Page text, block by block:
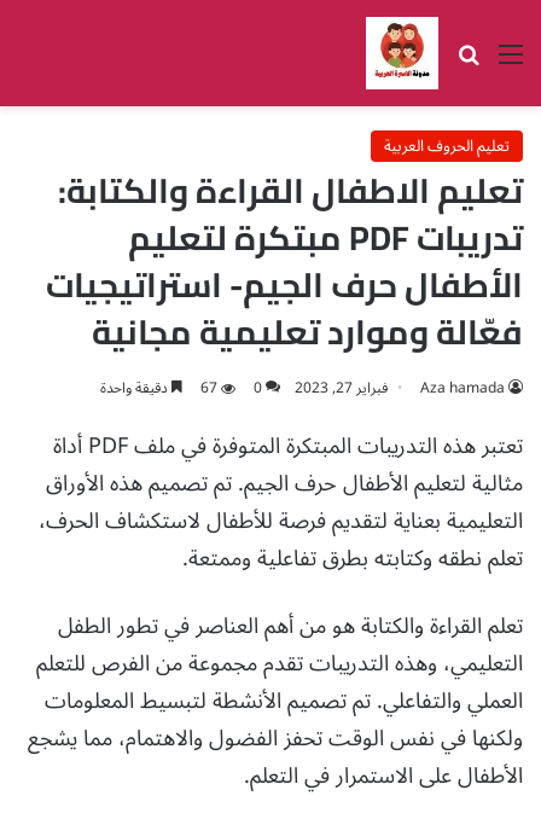
القائمة بحث عن
تعليم الحروف العربية
تعليم الاطفال القراءة والكتابة:
تدريبات PDF مبتكرة لتعليم
الأطفال حرف الجيم- استراتيجيات
فعّالة وموارد تعليمية مجانية
Aza hamada فبراير 27, 2023 0
67 دقيقة واحدة
تعتبر هذه التدريبات المبتكرة المتوفرة في ملف PDF أداة
مثالية لتعليم الأطفال حرف الجيم. تم تصميم هذه الأوراق
التعليمية بعناية لتقديم فرصة للأطفال لاستكشاف الحرف،
تعلم نطقه وكتابته بطرق تفاعلية وممتعة.
تعلم القراءة والكتابة هو من أهم العناصر في تطور الطفل
التعليمي، وهذه التدريبات تقدم مجموعة من الفرص للتعلم
العملي والتفاعلي. تم تصميم الأنشطة لتبسيط المعلومات
ولكنها في نفس الوقت تحفز الفضول والاهتمام، مما يشجع
الأطفال على الاستمرار في التعلم.